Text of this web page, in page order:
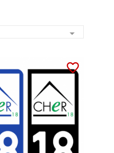

favorite_border